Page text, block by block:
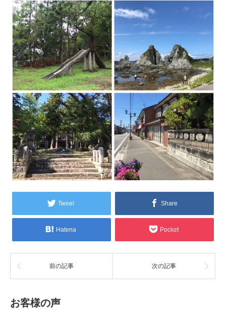
Tweet Share
Hatena Pocket
前の記事 次の記事
お客様の声